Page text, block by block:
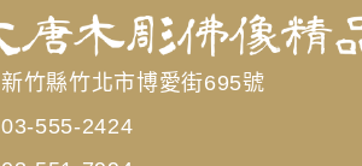
新竹縣竹北市博愛街695號
03-555-2424